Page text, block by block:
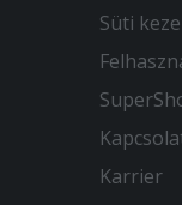
Süti
Karrier